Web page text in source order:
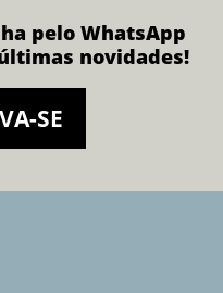
pelo WhatsApp
novidades!
SE